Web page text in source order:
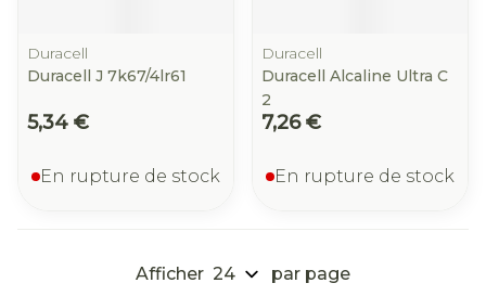
Duracell
Duracell J 7k67/4lr61
5,34 €
En rupture de stock
Duracell
Duracell Alcaline Ultra C
2
7,26 €
En rupture de stock
Afficher par page